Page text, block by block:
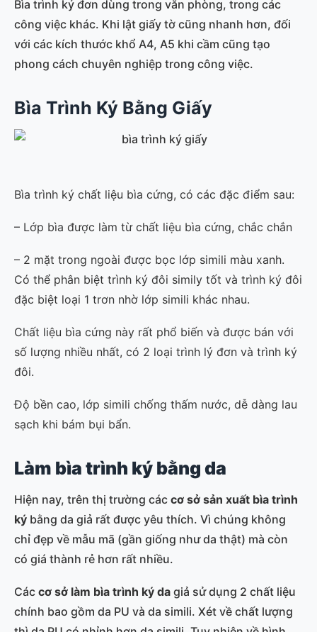
Bìa trình ký đơn dùng trong văn phòng, trong các
công việc khác. Khi lật giấy tờ cũng nhanh hơn, đối
với các kích thước khổ A4, A5 khi cầm cũng tạo
phong cách chuyên nghiệp trong công việc.
Bìa Trình Ký Bằng Giấy
Bìa trình ký chất liệu bìa cứng, có các đặc điểm sau:
– Lớp bìa được làm từ chất liệu bìa cứng, chắc chắn
– 2 mặt trong ngoài được bọc lớp simili màu xanh.
Có thể phân biệt trình ký đôi simily tốt và trình ký đôi
đặc biệt loại 1 trơn nhờ lớp simili khác nhau.
Chất liệu bìa cứng này rất phổ biến và được bán với
số lượng nhiều nhất, có 2 loại trình lý đơn và trình ký
đôi.
Độ bền cao, lớp simili chống thấm nước, dễ dàng lau
sạch khi bám bụi bẩn.
Làm bìa trình ký bằng da
Hiện nay, trên thị trường các cơ sở sản xuất bìa trình
ký bằng da giả rất được yêu thích. Vì chúng không
chỉ đẹp về mẫu mã (gần giống như da thật) mà còn
có giá thành rẻ hơn rất nhiều.
Các cơ sở làm bìa trình ký da giả sử dụng 2 chất liệu
chính bao gồm da PU và da simili. Xét về chất lượng